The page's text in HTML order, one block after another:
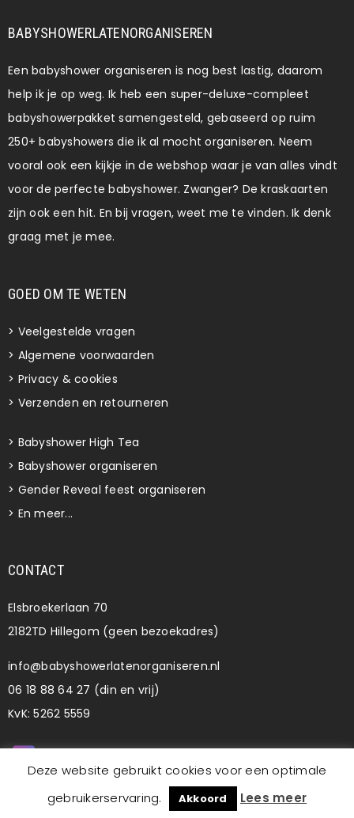
BABYSHOWERLATENORGANISEREN
Een babyshower organiseren is nog best lastig, daarom
help ik je op weg. Ik heb een super-deluxe-compleet
babyshowerpakket samengesteld, gebaseerd op ruim
250+ babyshowers die ik al mocht organiseren. Neem
vooral ook een kijkje in de webshop waar je van alles vindt
voor de perfecte babyshower. Zwanger? De kraskaarten
zijn ook een hit. En bij vragen, weet me te vinden. Ik denk
graag met je mee.
GOED OM TE WETEN
> Veelgestelde vragen
> Algemene voorwaarden
> Privacy & cookies
> Verzenden en retourneren
> Babyshower High Tea
> Babyshower organiseren
> Gender Reveal feest organiseren
> En meer...
CONTACT
Elsbroekerlaan 70
2182TD Hillegom (geen bezoekadres)
info@babyshowerlatenorganiseren.nl
06 18 88 64 27 (din en vrij)
KvK: 5262 5559
Deze website gebruikt cookies voor een optimale
gebruikerservaring.
Akkoord Lees meer